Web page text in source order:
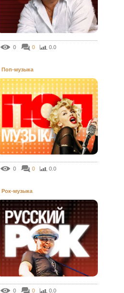
0 0 0.0
Поп-музыка
0 0 0.0
Рок-музыка
0 0 0.0